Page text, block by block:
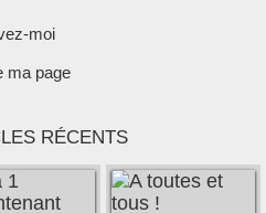
moi
ma page
RÉCENTS